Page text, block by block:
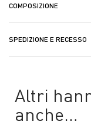
COMPOSIZIONE
SPEDIZIONE E RECESSO
Altri
anche…